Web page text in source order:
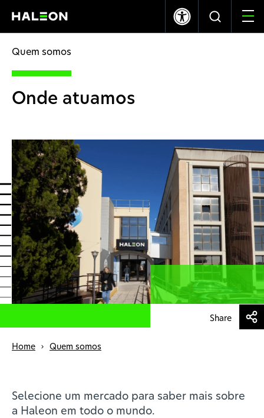
O nosso impacto
Investors
Carreiras
News
Profissionais de saúde
Quem somos
Onde atuamos
Home Quem somos
Share
Selecione um mercado para saber mais sobre
a Haleon em todo o mundo.